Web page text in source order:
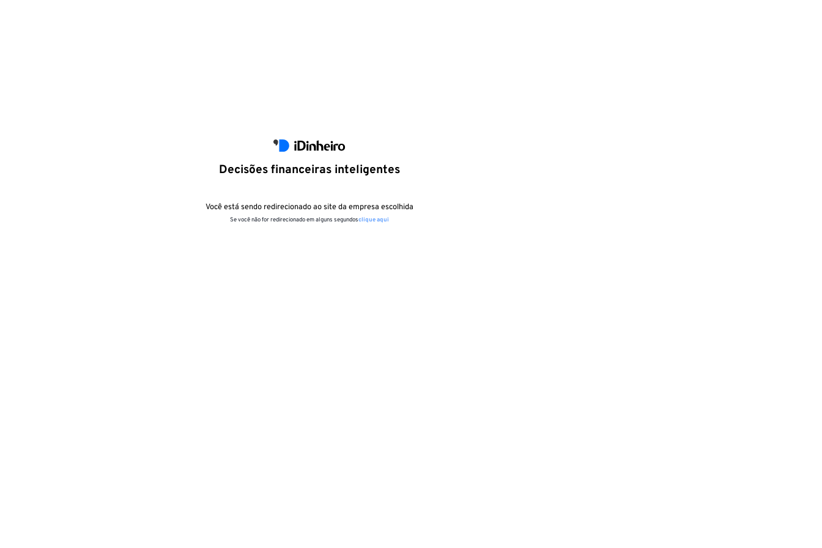
Decisões financeiras inteligentes
Você está sendo redirecionado ao site da empresa escolhida
Se você não for redirecionado em alguns segundosclique aqui